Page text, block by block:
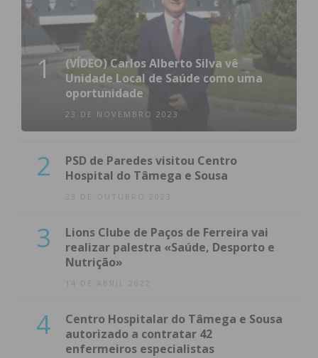
1
(VÍDEO) Carlos Alberto Silva vê
Unidade Local de Saúde como uma
oportunidade
23 DE NOVEMBRO 2023
2
PSD de Paredes visitou Centro
Hospital do Tâmega e Sousa
23 DE OUTUBRO 2023
3
Lions Clube de Paços de Ferreira vai
realizar palestra «Saúde, Desporto e
Nutrição»
14 DE ABRIL 2022
4
Centro Hospitalar do Tâmega e Sousa
autorizado a contratar 42
enfermeiros especialistas